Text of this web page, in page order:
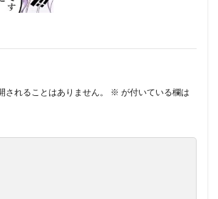
されることはありません。 ※ が付いている欄は